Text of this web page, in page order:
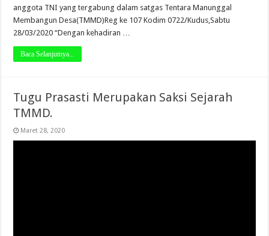
anggota TNI yang tergabung dalam satgas Tentara Manunggal
Membangun Desa(TMMD)Reg ke 107 Kodim 0722/Kudus,Sabtu
28/03/2020 “Dengan kehadiran …
Baca Selanjutnya...
Tugu Prasasti Merupakan Saksi Sejarah
TMMD.
Maret 28, 2020